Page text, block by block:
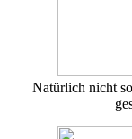
Natürlich nicht